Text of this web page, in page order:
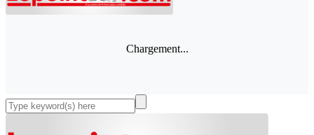
Chargement...